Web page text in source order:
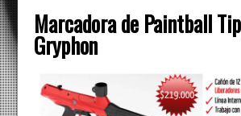
Marcadora de Paintball
Gryphon